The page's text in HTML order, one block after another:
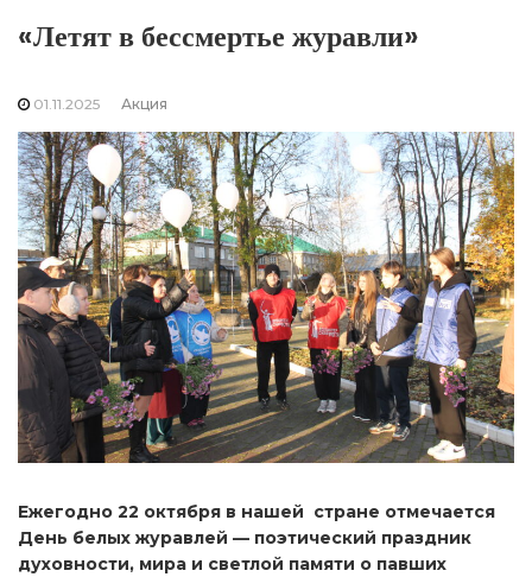
«Летят в бессмертье журавли»
01.11.2025 Акция
Ежегодно 22 октября в нашей стране отмечается
День белых журавлей — поэтический праздник
духовности, мира и светлой памяти о павших